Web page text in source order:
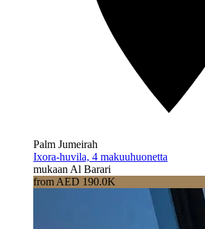
Palm Jumeirah
Ixora-huvila, 4 makuuhuonetta
mukaan Al Barari
from AED 190.0K